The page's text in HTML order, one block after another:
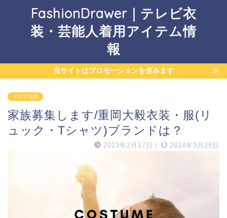
FashionDrawer｜テレビ衣
装・芸能人着用アイテム情
報
当サイトはプロモーションを含みます
ドラマ衣装
家族募集します/重岡大毅衣装・服(リ
ュック・Tシャツ)ブランドは？
2023年2月17日 / 2024年3月29日